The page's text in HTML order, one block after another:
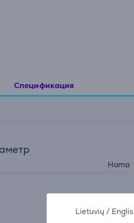
Lietuvių /
Спецификация
Hama